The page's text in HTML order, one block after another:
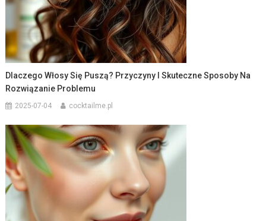
Dlaczego Włosy Się Puszą? Przyczyny I Skuteczne Sposoby Na
Rozwiązanie Problemu
2025-07-04 cocktailme.pl